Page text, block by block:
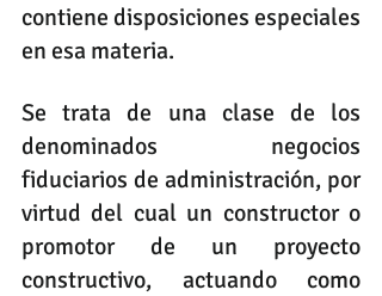
contiene disposiciones especiales
en esa materia.
Se trata de una clase de los
denominados negocios
fiduciarios de administración, por
virtud del cual un constructor o
promotor de un proyecto
constructivo, actuando como